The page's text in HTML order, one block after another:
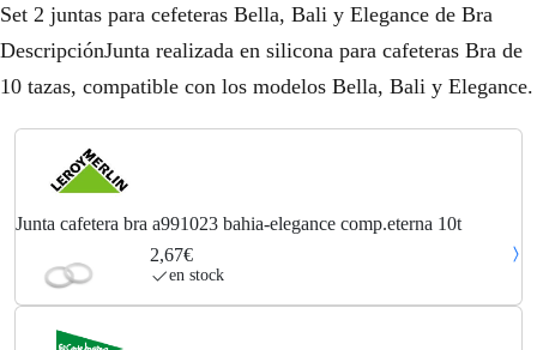
Set 2 juntas para cefeteras Bella, Bali y Elegance de Bra
DescripciónJunta realizada en silicona para cafeteras Bra de
10 tazas, compatible con los modelos Bella, Bali y Elegance.
Junta cafetera bra a991023 bahia-elegance comp.eterna 10t
2,67€
en stock